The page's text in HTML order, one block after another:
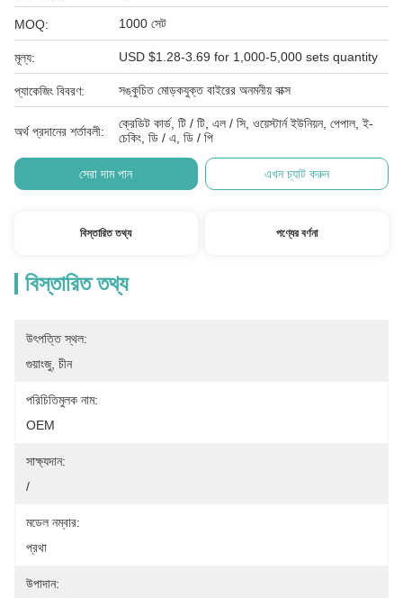
MOQ: 1000 সেট
মূল্য: USD $1.28-3.69 for 1,000-5,000 sets quantity
প্যাকেজিং বিবরণ: সঙ্কুচিত মোড়কযুক্ত বাইরের অনমনীয় বাক্স
অর্থ প্রদানের শর্তাবলী:
ক্রেডিট কার্ড, টি / টি, এল / সি, ওয়েস্টার্ন ইউনিয়ন, পেপাল, ই-
চেকিং, ডি / এ, ডি / পি
সেরা দাম পান এখন চ্যাট করুন
বিস্তারিত তথ্য পণ্যের বর্ণনা
বিস্তারিত তথ্য
উৎপত্তি স্থল:
গুয়াংজু, চীন
পরিচিতিমুলক নাম:
OEM
সাক্ষ্যদান:
/
মডেল নম্বার:
প্রথা
উপাদান: